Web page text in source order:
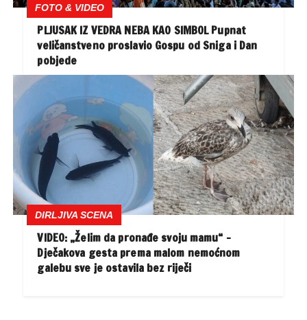
FOTO & VIDEO
PLJUSAK IZ VEDRA NEBA KAO SIMBOL Pupnat
veličanstveno proslavio Gospu od Sniga i Dan
pobjede
DIRLJIVA SCENA
VIDEO: „Želim da pronađe svoju mamu“ –
Dječakova gesta prema malom nemoćnom
galebu sve je ostavila bez riječi